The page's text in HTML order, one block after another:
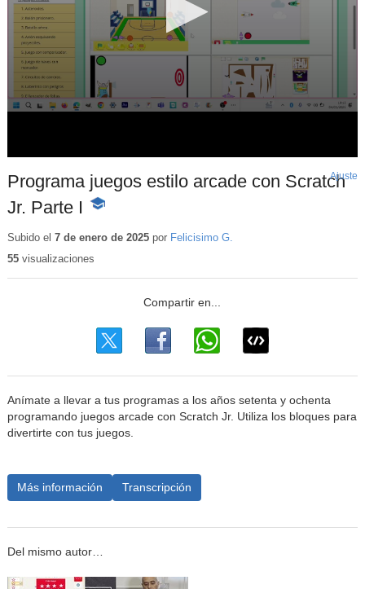
Programa juegos estilo arcade con Scratch
Jr. Parte I
-
educativo
Ajuste
Subido el 7 de enero de 2025por Felicisimo G.
55visualizaciones
Anímate a llevar a tus programas a los años setenta y ochenta
programando juegos arcade con Scratch Jr. Utiliza los bloques para
divertirte con tus juegos.
Más información Transcripción
Del mismo autor…